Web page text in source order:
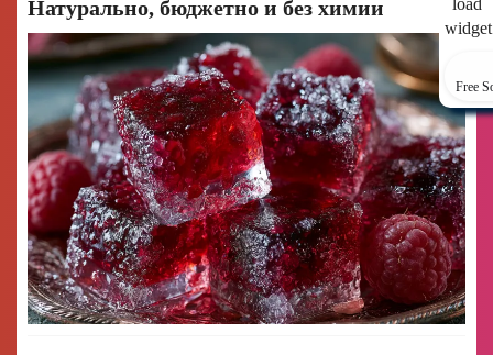
load
Free
Натурально, бюджетно и без химии